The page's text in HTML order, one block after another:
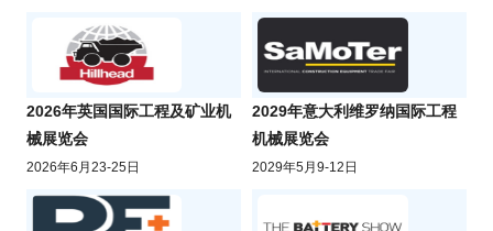
2026年英国国际工程及矿业机
械展览会
2026年6月23-25日
2029年意大利维罗纳国际工程
机械展览会
2029年5月9-12日